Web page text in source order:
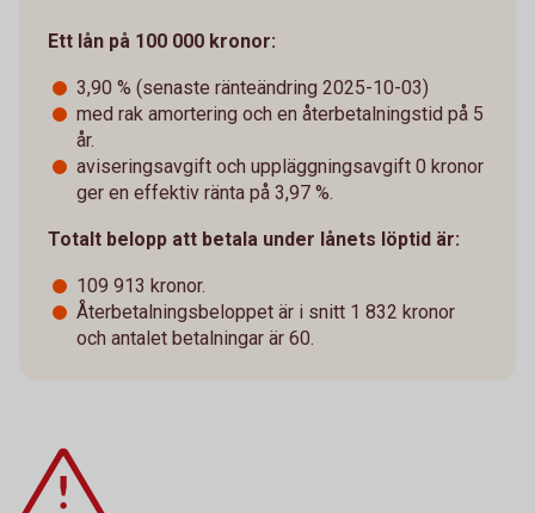
Ett lån på 100 000 kronor:
3,90 % (senaste ränteändring 2025-10-03)
med rak amortering och en återbetalningstid på 5
år.
aviseringsavgift och uppläggningsavgift 0 kronor
ger en effektiv ränta på 3,97 %.
Totalt belopp att betala under lånets löptid är:
109 913 kronor.
Återbetalningsbeloppet är i snitt 1 832 kronor
och antalet betalningar är 60.